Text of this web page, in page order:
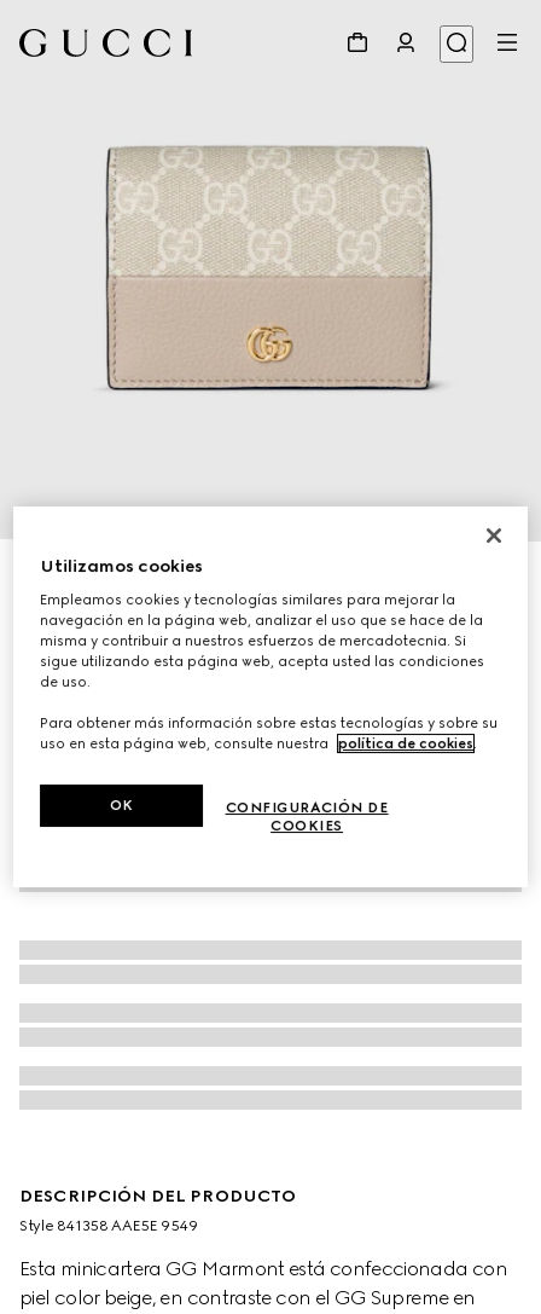
Cartera pequeña GG Marmont bicolor
MXN 11,000
VariacionesGG Supreme beige y blanca
DESCRIPCIÓN DEL PRODUCTO
Style ‎841358 AAE5E 9549
Esta minicartera GG Marmont está confeccionada con
piel color beige, en contraste con el GG Supreme en
Utilizamos cookies
Empleamos cookies y tecnologías similares para mejorar la
navegación en la página web, analizar el uso que se hace de la
misma y contribuir a nuestros esfuerzos de mercadotecnia. Si
sigue utilizando esta página web, acepta usted las condiciones
de uso.
Para obtener más información sobre estas tecnologías y sobre su
uso en esta página web, consulte nuestra
política de cookies.
CONFIGURACIÓN DE
COOKIES
OK